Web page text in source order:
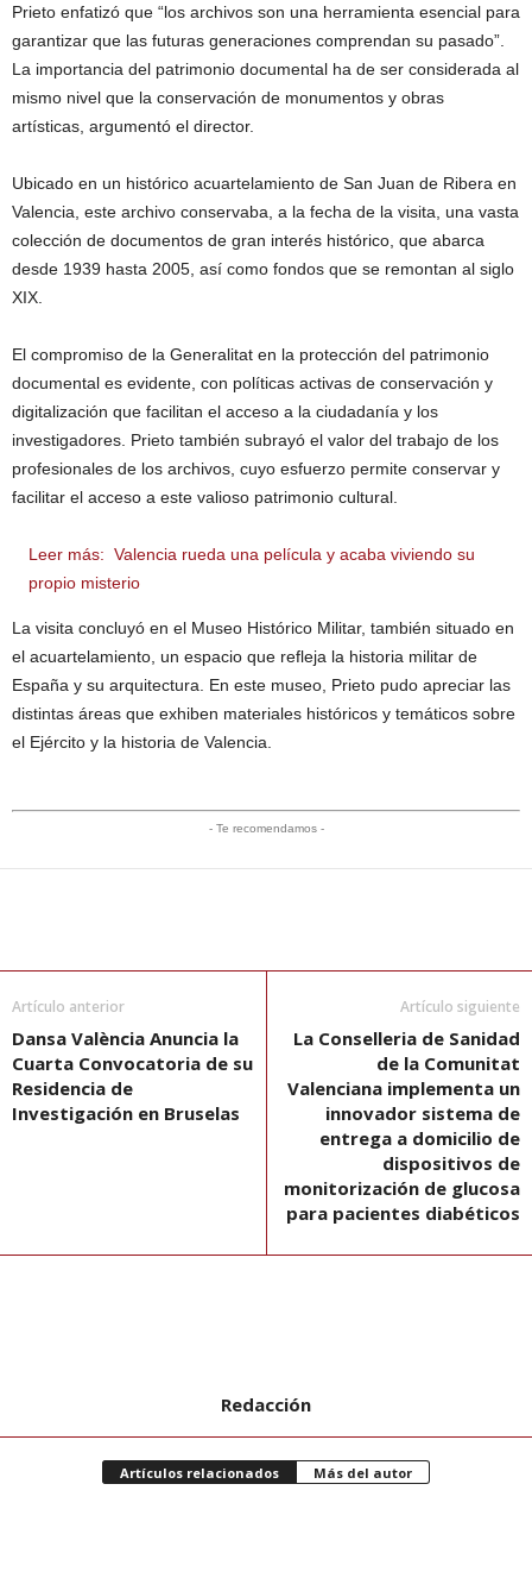
Prieto enfatizó que “los archivos son una herramienta esencial para
garantizar que las futuras generaciones comprendan su pasado”.
La importancia del patrimonio documental ha de ser considerada al
mismo nivel que la conservación de monumentos y obras
artísticas, argumentó el director.
Ubicado en un histórico acuartelamiento de San Juan de Ribera en
Valencia, este archivo conservaba, a la fecha de la visita, una vasta
colección de documentos de gran interés histórico, que abarca
desde 1939 hasta 2005, así como fondos que se remontan al siglo
XIX.
El compromiso de la Generalitat en la protección del patrimonio
documental es evidente, con políticas activas de conservación y
digitalización que facilitan el acceso a la ciudadanía y los
investigadores. Prieto también subrayó el valor del trabajo de los
profesionales de los archivos, cuyo esfuerzo permite conservar y
facilitar el acceso a este valioso patrimonio cultural.
Leer más: Valencia rueda una película y acaba viviendo su
propio misterio
La visita concluyó en el Museo Histórico Militar, también situado en
el acuartelamiento, un espacio que refleja la historia militar de
España y su arquitectura. En este museo, Prieto pudo apreciar las
distintas áreas que exhiben materiales históricos y temáticos sobre
el Ejército y la historia de Valencia.
- Te recomendamos -
Artículo anterior
Dansa València Anuncia la
Cuarta Convocatoria de su
Residencia de
Investigación en Bruselas
Artículo siguiente
La Conselleria de Sanidad
de la Comunitat
Valenciana implementa un
innovador sistema de
entrega a domicilio de
dispositivos de
monitorización de glucosa
para pacientes diabéticos
Redacción
Artículos relacionados Más del autor